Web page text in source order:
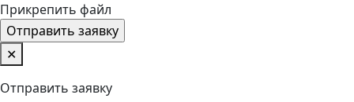
Прикрепить файл
✕
Отправить заявку